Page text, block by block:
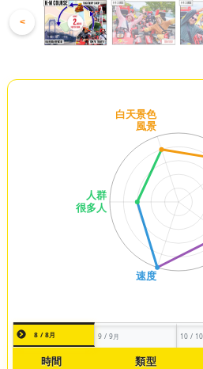
<
8 / 8月 9 / 9月 10 / 10
時間 類型